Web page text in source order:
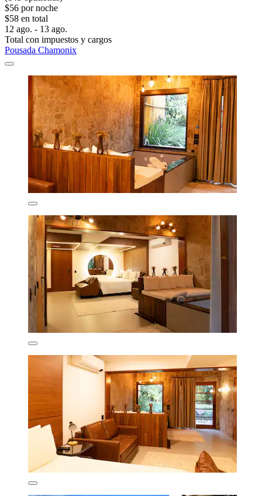
$56 por noche
$58 en total
12 ago. - 13 ago.
Total con impuestos y cargos
Pousada Chamonix